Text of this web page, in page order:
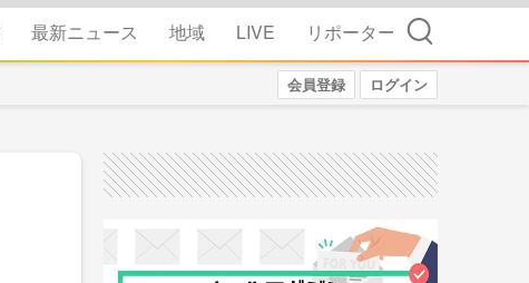
最新ニュース 地域 LIVE リポーター 検索
会員登録 ログイン